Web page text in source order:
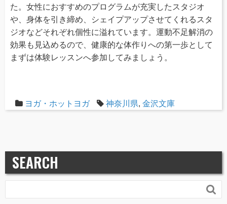
た。女性におすすめのプログラムが充実したスタジオ
や、身体を引き締め、シェイプアップさせてくれるスタ
ジオなどそれぞれ個性に溢れています。運動不足解消の
効果も見込めるので、健康的な体作りへの第一歩として
まずは体験レッスンへ参加してみましょう。
ヨガ・ホットヨガ 神奈川県, 金沢文庫
SEARCH
